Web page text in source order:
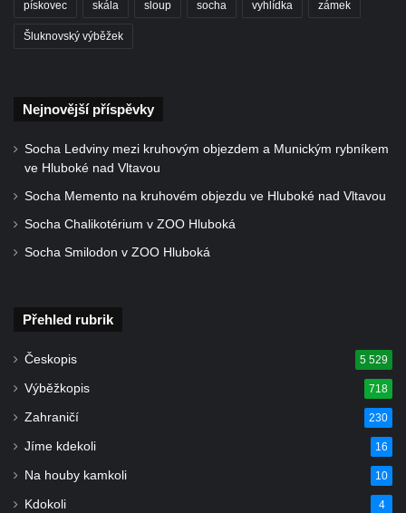
Hrob rodiny Klingerových na hřbitově ve
Pomník obětem 1. světové války v
kapli svaté Alžběty Durynské v Dolních
Křečanech
ve Šluknově
Pamětní deska Polské armádě na budově
MÚ v ulici 2. polské armády v Rumburku
pískovec skála sloup socha vyhlídka zámek
Šluknovský výběžek
Nejnovější příspěvky
Socha Ledviny mezi kruhovým objezdem a Munickým rybníkem
ve Hluboké nad Vltavou
Socha Memento na kruhovém objezdu ve Hluboké nad Vltavou
Socha Chalikotérium v ZOO Hluboká
Socha Smilodon v ZOO Hluboká
Přehled rubrik
Českopis 5 529
Výběžkopis 718
Zahraničí 230
Jíme kdekoli 16
Na houby kamkoli 10
Kdokoli 4